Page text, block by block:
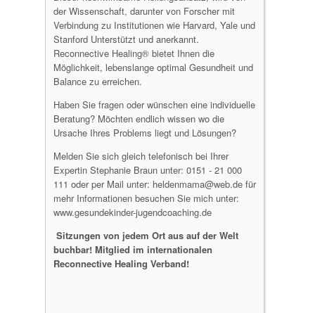
der Wissenschaft, darunter von Forscher mit
Verbindung zu Institutionen wie Harvard, Yale und
Stanford Unterstützt und anerkannt.
Reconnective Healing® bietet Ihnen die
Möglichkeit, lebenslange optimal Gesundheit und
Balance zu erreichen.
Haben Sie fragen oder wünschen eine individuelle
Beratung? Möchten endlich wissen wo die
Ursache Ihres Problems liegt und Lösungen?
Melden Sie sich gleich telefonisch bei Ihrer
Expertin Stephanie Braun unter: 0151 - 21 000
111 oder per Mail unter: heldenmama@web.de für
mehr Informationen besuchen Sie mich unter:
www.gesundekinder-jugendcoaching.de
Sitzungen von jedem Ort aus auf der Welt
buchbar! Mitglied im internationalen
Reconnective Healing Verband!